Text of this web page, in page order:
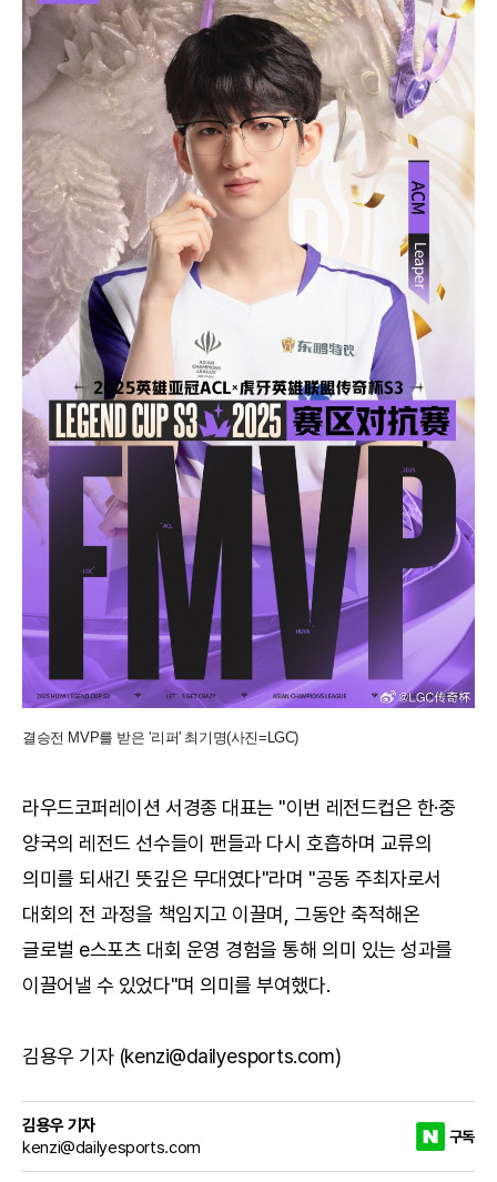
결승전 MVP를 받은 '리퍼' 최기명(사진=LGC)
라우드코퍼레이션 서경종 대표는 "이번 레전드컵은 한·중
양국의 레전드 선수들이 팬들과 다시 호흡하며 교류의
의미를 되새긴 뜻깊은 무대였다"라며 "공동 주최자로서
대회의 전 과정을 책임지고 이끌며, 그동안 축적해온
글로벌 e스포츠 대회 운영 경험을 통해 의미 있는 성과를
이끌어낼 수 있었다"며 의미를 부여했다.
김용우 기자 (kenzi@dailyesports.com)
김용우 기자
kenzi@dailyesports.com
구독